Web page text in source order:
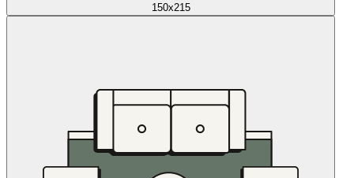
150x215